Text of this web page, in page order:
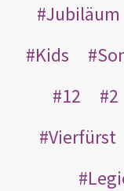
Jubiläum
Kids
12
2
Vierfürst